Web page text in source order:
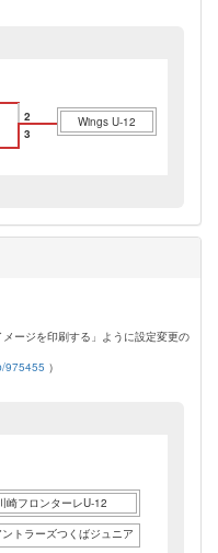
2
3
Wings U-12
ージを印刷する」ように設定変更の
975455 ）
崎フロンターレU-12
ントラーズつくばジュニア